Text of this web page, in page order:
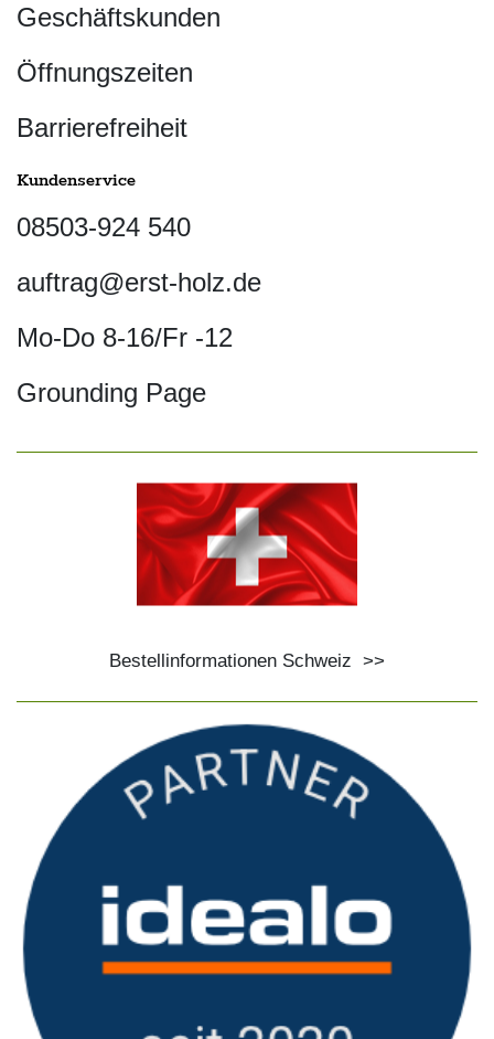
Geschäftskunden
Öffnungszeiten
Barrierefreiheit
Kundenservice
08503-924 540
auftrag@erst-holz.de
Mo-Do 8-16/Fr -12
Grounding Page
Bestellinformationen Schweiz >>